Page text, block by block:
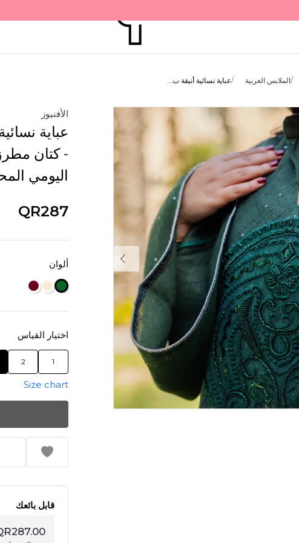
الملابس العربية عباية نسائية أنيقة ب...
الأفنيوز
عباية
- كتان
اليومي
QR287
ألوان
اختيار القياس
1
2
Size chart
قابل بائعك